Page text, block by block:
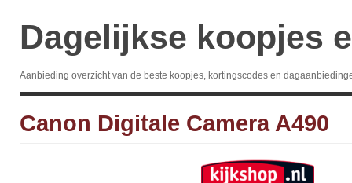
Dagelijkse koopjes
Aanbieding overzicht van de beste koopjes, kortingscodes en
Canon Digitale Camera A490